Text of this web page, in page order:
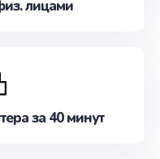
лицами
за 40 минут